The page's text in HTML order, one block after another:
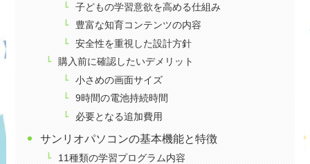
子どもの学習意欲を高める仕組み
豊富な知育コンテンツの内容
安全性を重視した設計方針
購入前に確認したいデメリット
小さめの画面サイズ
9時間の電池持続時間
必要となる追加費用
サンリオパソコンの基本機能と特徴
11種類の学習プログラム内容